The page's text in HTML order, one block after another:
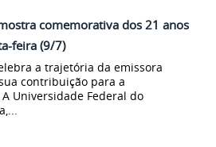
comemorativa dos 21 anos
feira (9/7)
a trajetória da emissora
contribuição para a
Universidade Federal do